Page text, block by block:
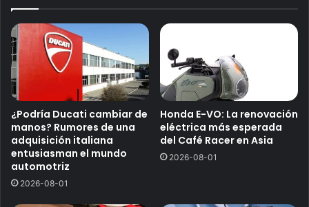
¿Podría Ducati cambiar de
manos? Rumores de una
adquisición italiana
entusiasman el mundo
automotriz
2026-08-01
Honda E-VO: La renovación
eléctrica más esperada
del Café Racer en Asia
2026-08-01